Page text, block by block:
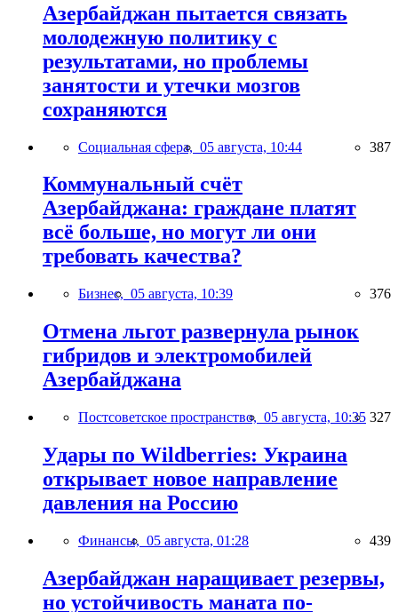
Азербайджан пытается связать
молодежную политику с
результатами, но проблемы
занятости и утечки мозгов
сохраняются
Социальная сфера, 05 августа, 10:44 387
Коммунальный счёт
Азербайджана: граждане платят
всё больше, но могут ли они
требовать качества?
Бизнес, 05 августа, 10:39 376
Отмена льгот развернула рынок
гибридов и электромобилей
Азербайджана
Постсоветское пространство, 05 августа, 10:35 327
Удары по Wildberries: Украина
открывает новое направление
давления на Россию
Финансы, 05 августа, 01:28 439
Азербайджан наращивает резервы,
но устойчивость маната по-